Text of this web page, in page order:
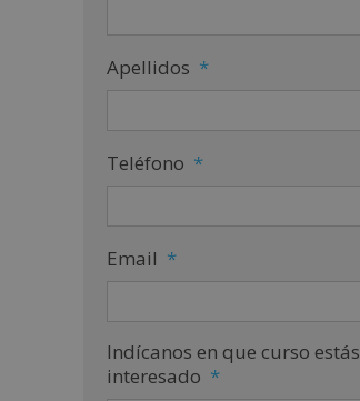
Apellidos *
Teléfono *
Email *
Indícanos en que curso estás
interesado *